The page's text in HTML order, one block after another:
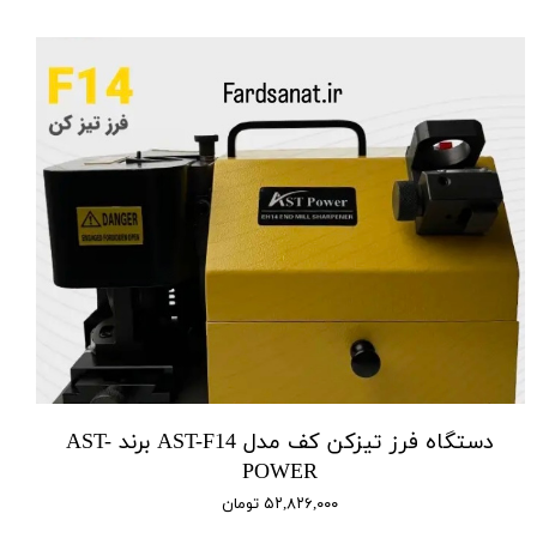
دستگاه فرز تیزکن کف مدل AST-F14 برند AST-
POWER
۵۲,۸۲۶,۰۰۰ تومان